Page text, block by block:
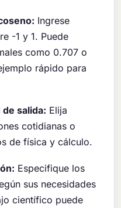
Ingrese
-1 y 1. Puede
como 0.707 o
rápido para
salida: Elija
cotidianas o
de física y cálculo.
Especifique los
sus necesidades
científico puede